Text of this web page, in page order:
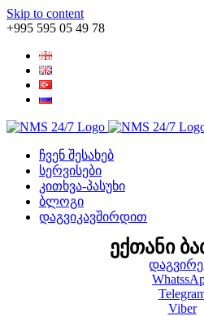
Skip to content
+995 595 05 49 78
ჩვენ შესახებ
სერვისები
კითხვა-პასუხი
ბლოგი
დაგვიკავშირდით
Ექთანი
Viber